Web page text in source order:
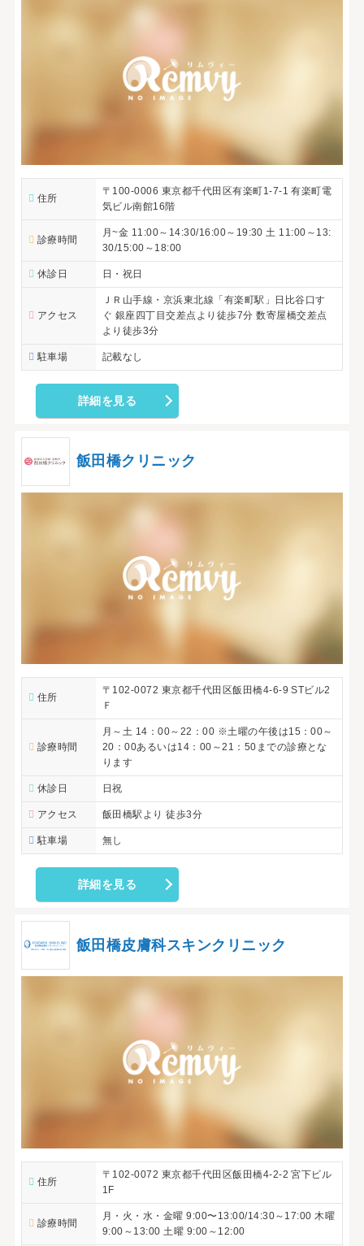
住所
〒100-0006 東京都千代田区有楽町1-7-1 有楽町電
気ビル南館16階
診療時間
月~金 11:00～14:30/16:00～19:30 土 11:00～13:
30/15:00～18:00
休診日 日・祝日
アクセス
ＪＲ山手線・京浜東北線「有楽町駅」日比谷口す
ぐ 銀座四丁目交差点より徒歩7分 数寄屋橋交差点
より徒歩3分
駐車場 記載なし
詳細を見る
飯田橋クリニック
住所
〒102-0072 東京都千代田区飯田橋4-6-9 STビル2
Ｆ
診療時間
月～土 14：00～22：00 ※土曜の午後は15：00～
20：00あるいは14：00～21：50までの診療とな
ります
休診日 日祝
アクセス 飯田橋駅より 徒歩3分
駐車場 無し
詳細を見る
飯田橋皮膚科スキンクリニック
住所
〒102-0072 東京都千代田区飯田橋4-2-2 宮下ビル
1F
診療時間
月・火・水・金曜 9:00〜13:00/14:30～17:00 木曜
9:00～13:00 土曜 9:00～12:00